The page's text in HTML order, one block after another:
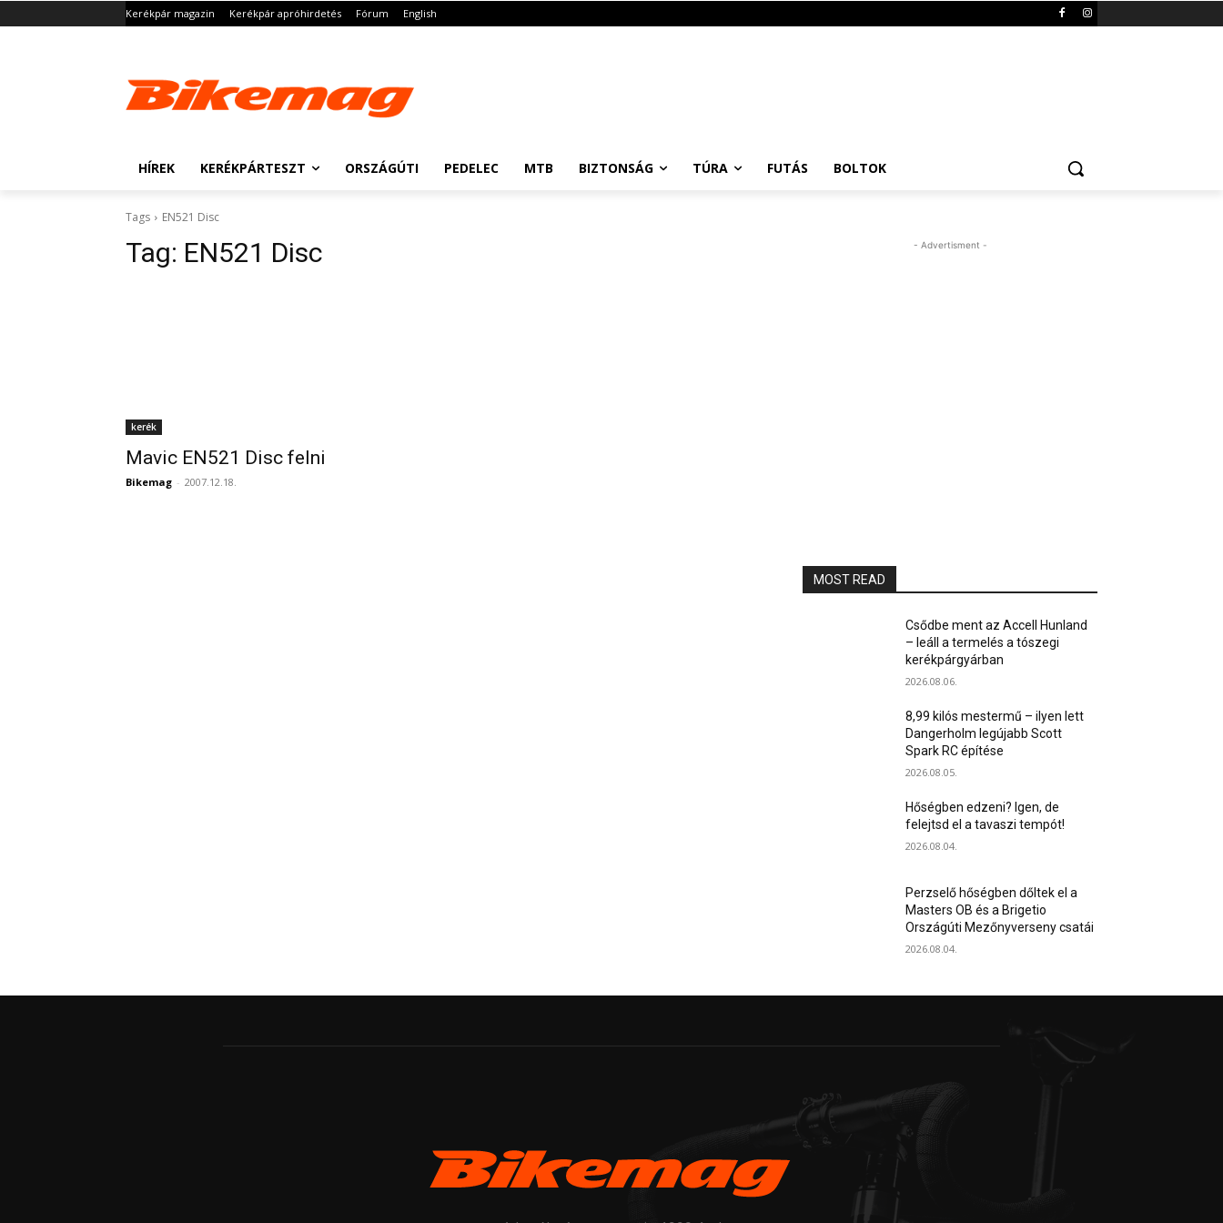
Kerékpár magazin Kerékpár apróhirdetés Fórum English
HÍREK KERÉKPÁRTESZT ORSZÁGÚTI PEDELEC MTB BIZTONSÁG TÚRA FUTÁS BOLTOK
Tags EN521 Disc
Tag: EN521 Disc
kerék
Mavic EN521 Disc felni
Bikemag - 2007.12.18.
- Advertisment -
MOST READ
Csődbe ment az Accell Hunland
– leáll a termelés a tószegi
kerékpárgyárban
2026.08.06.
8,99 kilós mestermű – ilyen lett
Dangerholm legújabb Scott
Spark RC építése
2026.08.05.
Hőségben edzeni? Igen, de
felejtsd el a tavaszi tempót!
2026.08.04.
Perzselő hőségben dőltek el a
Masters OB és a Brigetio
Országúti Mezőnyverseny csatái
2026.08.04.